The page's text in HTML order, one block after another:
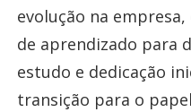
evolução na
de aprendizado para
estudo e dedicação
transição para o